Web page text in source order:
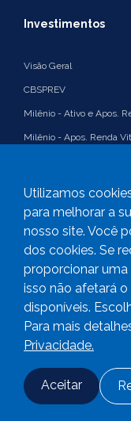
Fale conosco
Investimentos
Visão Geral
CBSPREV
Milênio - Ativo e Apos.
Milênio - Apos. Renda
PGA
Consolidado
CBS Previdência
Utilizamos
para melhorar a
nosso site. Você
dos cookies. Se
proporcionar uma
isso não afetará
disponíveis.
Para mais
Privacidade.
Aceitar